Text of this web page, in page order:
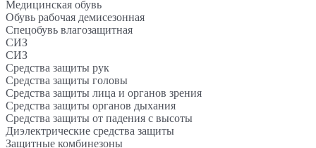
Медицинская обувь
Обувь рабочая демисезонная
Спецобувь влагозащитная
СИЗ
СИЗ
Средства защиты рук
Средства защиты головы
Средства защиты лица и органов зрения
Средства защиты органов дыхания
Средства защиты от падения с высоты
Диэлектрические средства защиты
Защитные комбинезоны